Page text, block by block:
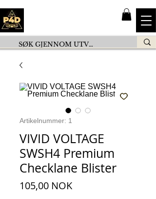
Artikelnummer: 1
VIVID VOLTAGE
SWSH4 Premium
Checklane Blister
105,00 NOKPreis